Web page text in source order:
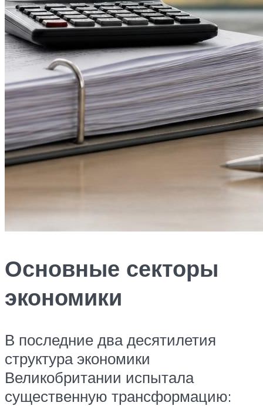
Основные секторы
экономики
В последние два десятилетия
структура экономики
Великобритании испытала
существенную трансформацию: